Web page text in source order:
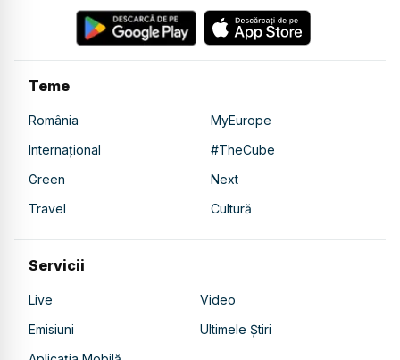
Teme
România
MyEurope
Internațional
#TheCube
Green
Next
Travel
Cultură
Servicii
Live
Video
Emisiuni
Ultimele Știri